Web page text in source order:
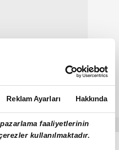
Reklam Ayarları Hakkında
faaliyetlerinin
kullanılmaktadır.